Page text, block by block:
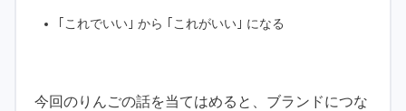
｢これでいい｣ から ｢これがいい｣ になる
今回のりんごの話を当てはめると、ブランドにつな